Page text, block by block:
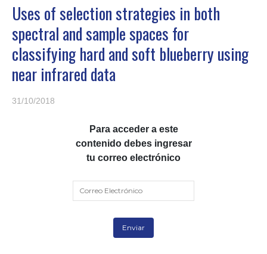
Uses of selection strategies in both
spectral and sample spaces for
classifying hard and soft blueberry using
near infrared data
31/10/2018
Para acceder a este
contenido debes ingresar
tu correo electrónico